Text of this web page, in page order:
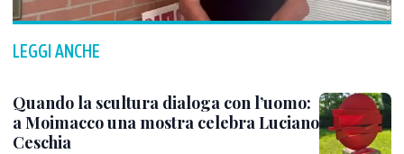
LEGGI ANCHE
Quando la scultura dialoga con l’uomo:
a Moimacco una mostra celebra Luciano
Ceschia